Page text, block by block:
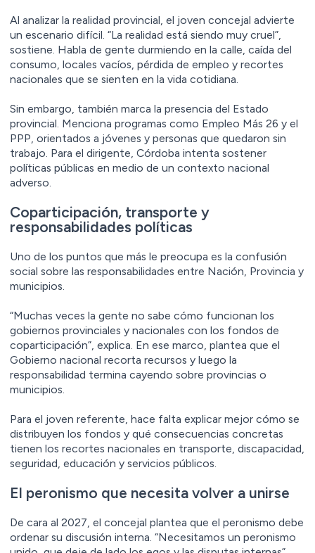
Al analizar la realidad provincial, el joven concejal advierte
un escenario difícil. “La realidad está siendo muy cruel”,
sostiene. Habla de gente durmiendo en la calle, caída del
consumo, locales vacíos, pérdida de empleo y recortes
nacionales que se sienten en la vida cotidiana.
Sin embargo, también marca la presencia del Estado
provincial. Menciona programas como Empleo Más 26 y el
PPP, orientados a jóvenes y personas que quedaron sin
trabajo. Para el dirigente, Córdoba intenta sostener
políticas públicas en medio de un contexto nacional
adverso.
Coparticipación, transporte y
responsabilidades políticas
Uno de los puntos que más le preocupa es la confusión
social sobre las responsabilidades entre Nación, Provincia y
municipios.
“Muchas veces la gente no sabe cómo funcionan los
gobiernos provinciales y nacionales con los fondos de
coparticipación”, explica. En ese marco, plantea que el
Gobierno nacional recorta recursos y luego la
responsabilidad termina cayendo sobre provincias o
municipios.
Para el joven referente, hace falta explicar mejor cómo se
distribuyen los fondos y qué consecuencias concretas
tienen los recortes nacionales en transporte, discapacidad,
seguridad, educación y servicios públicos.
El peronismo que necesita volver a unirse
De cara al 2027, el concejal plantea que el peronismo debe
ordenar su discusión interna. “Necesitamos un peronismo